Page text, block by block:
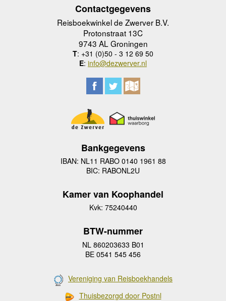
Contactgegevens
Reisboekwinkel de Zwerver B.V.
Protonstraat 13C
9743 AL Groningen
T: +31 (0)50 - 3 12 69 50
E: info@dezwerver.nl
Bankgegevens
IBAN: NL11 RABO 0140 1961 88
BIC: RABONL2U
Kamer van Koophandel
Kvk: 75240440
BTW-nummer
NL 860203633 B01
BE 0541 545 456
Vereniging van Reisboekhandels
Thuisbezorgd door Postnl